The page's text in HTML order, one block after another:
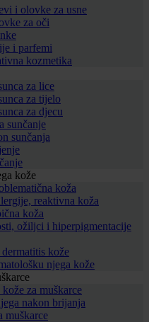
i olovke za usne
za oči
i parfemi
kozmetika
za lice
za tijelo
za djecu
sunčanje
sunčanja
kože
koža
reaktivna koža
koža
ožiljci i hiperpigmentacije
kože
njega kože
za muškarce
nakon brijanja
muškarce